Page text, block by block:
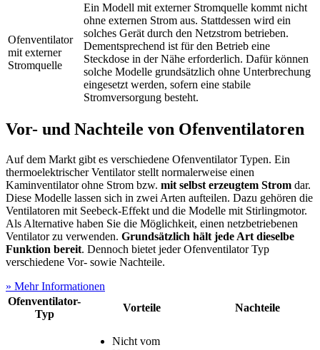
Ofenventilator
mit externer
Stromquelle
Ein Modell mit externer Stromquelle kommt nicht
ohne externen Strom aus. Stattdessen wird ein
solches Gerät durch den Netzstrom betrieben.
Dementsprechend ist für den Betrieb eine
Steckdose in der Nähe erforderlich. Dafür können
solche Modelle grundsätzlich ohne Unterbrechung
eingesetzt werden, sofern eine stabile
Stromversorgung besteht.
Vor- und Nachteile von Ofenventilatoren
Auf dem Markt gibt es verschiedene Ofenventilator Typen. Ein
thermoelektrischer Ventilator stellt normalerweise einen
Kaminventilator ohne Strom bzw. mit selbst erzeugtem Strom dar.
Diese Modelle lassen sich in zwei Arten aufteilen. Dazu gehören die
Ventilatoren mit Seebeck-Effekt und die Modelle mit Stirlingmotor.
Als Alternative haben Sie die Möglichkeit, einen netzbetriebenen
Ventilator zu verwenden. Grundsätzlich hält jede Art dieselbe
Funktion bereit. Dennoch bietet jeder Ofenventilator Typ
verschiedene Vor- sowie Nachteile.
» Mehr Informationen
Ofenventilator-
Typ
Vorteile Nachteile
Nicht vom